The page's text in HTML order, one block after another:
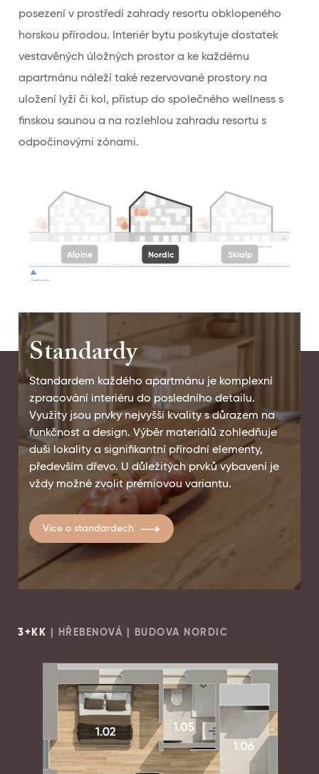
posezení v prostředí zahrady resortu obklopeného
horskou přírodou. Interiér bytu poskytuje dostatek
vestavěných úložných prostor a ke každému
apartmánu náleží také rezervované prostory na
uložení lyží či kol, přístup do společného wellness s
finskou saunou a na rozlehlou zahradu resortu s
odpočinovými zónami.
Alpine Nordic Skialp
Úroveň potoka
Úroveň silnice
Standardy
Standardem každého apartmánu je komplexní
zpracování interiéru do posledního detailu.
Využity jsou prvky nejvyšší kvality s důrazem na
funkčnost a design. Výběr materiálů zohledňuje
duši lokality a signifikantní přírodní elementy,
především dřevo. U důležitých prvků vybavení je
vždy možné zvolit prémiovou variantu.
Více o standardech
3+KK | HŘEBENOVÁ | BUDOVA NORDIC